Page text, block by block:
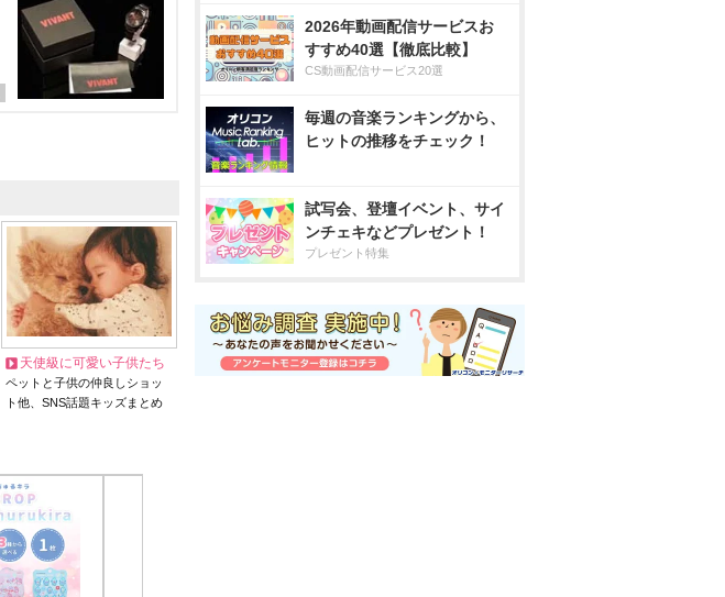
天使級に可愛い子供たち
ペットと子供の仲良しショッ
ト他、SNS話題キッズまとめ
2026年動画配信サービスお
すすめ40選【徹底比較】
CS動画配信サービス20選
毎週の音楽ランキングから、
ヒットの推移をチェック！
試写会、登壇イベント、サイ
ンチェキなどプレゼント！
プレゼント特集